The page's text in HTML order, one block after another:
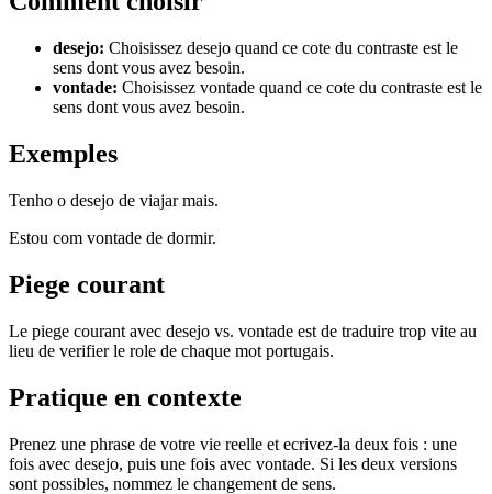
desejo: Choisissez desejo quand ce cote du contraste est le
sens dont vous avez besoin.
vontade: Choisissez vontade quand ce cote du contraste est le
sens dont vous avez besoin.
Exemples
Tenho o desejo de viajar mais.
Estou com vontade de dormir.
Piege courant
Le piege courant avec desejo vs. vontade est de traduire trop vite au
lieu de verifier le role de chaque mot portugais.
Pratique en contexte
Prenez une phrase de votre vie reelle et ecrivez-la deux fois : une
fois avec desejo, puis une fois avec vontade. Si les deux versions
sont possibles, nommez le changement de sens.